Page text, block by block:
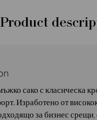
Product
сако с класическа
Изработено от
за бизнес